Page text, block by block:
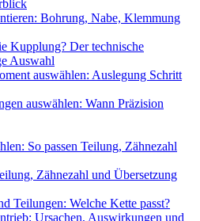
Bohrung, Nabe, Klemmung
Kupplung? Der technische
Auswahl
auswählen: Auslegung Schritt
auswählen: Wann Präzision
So passen Teilung, Zähnezahl
Zähnezahl und Übersetzung
Teilungen: Welche Kette passt?
Ursachen, Auswirkungen und